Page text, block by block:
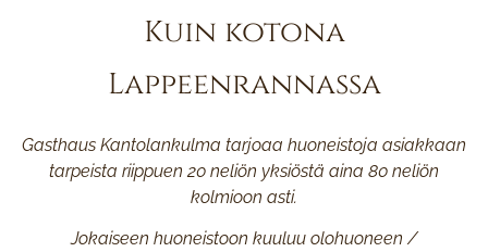
Kuin kotona
Lappeenrannassa
Gasthaus Kantolankulma tarjoaa huoneistoja asiakkaan
tarpeista riippuen 20 neliön yksiöstä aina 80 neliön
kolmioon asti.
Jokaiseen huoneistoon kuuluu olohuoneen /